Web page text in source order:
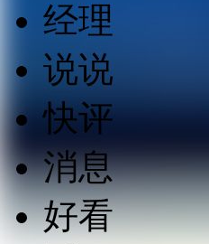
经理
说说
快评
消息
好看